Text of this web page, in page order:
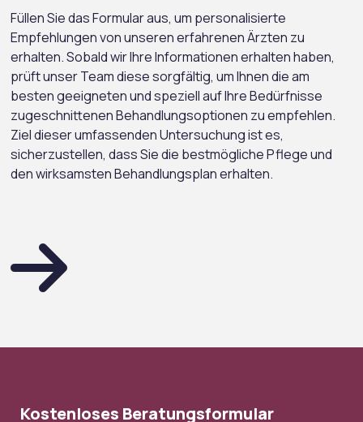
Füllen Sie das Formular aus, um personalisierte
Empfehlungen von unseren erfahrenen Ärzten zu
erhalten. Sobald wir Ihre Informationen erhalten haben,
prüft unser Team diese sorgfältig, um Ihnen die am
besten geeigneten und speziell auf Ihre Bedürfnisse
zugeschnittenen Behandlungsoptionen zu empfehlen.
Ziel dieser umfassenden Untersuchung ist es,
sicherzustellen, dass Sie die bestmögliche Pflege und
den wirksamsten Behandlungsplan erhalten.
Kostenloses Beratungsformular